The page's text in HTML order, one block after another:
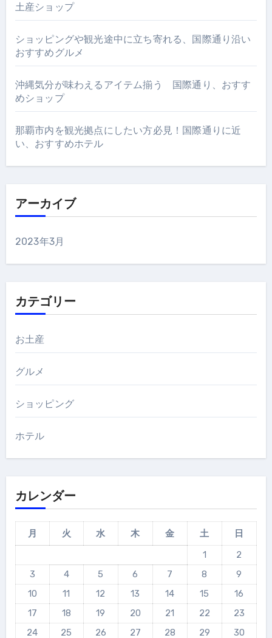
土産ショップ
ショッピングや観光途中に立ち寄れる、国際通り沿い
おすすめグルメ
沖縄気分が味わえるアイテム揃う 国際通り、おすす
めショップ
那覇市内を観光拠点にしたい方必見！国際通りに近
い、おすすめホテル
アーカイブ
2023年3月
カテゴリー
お土産
グルメ
ショッピング
ホテル
カレンダー
月 火 水 木 金 土
日
1
2
3
4 5 6 7 8
9
10
11 12 13 14 15
16
17
18 19 20 21 22
23
24
25 26 27 28 29 30